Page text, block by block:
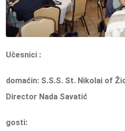
Učesnici :
domaćin: S.S.S. St. Nikolai of
Director Nada Savatić
gosti: